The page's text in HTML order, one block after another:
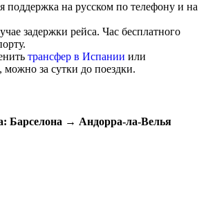
поддержка на русском по телефону и на
задержки рейса. Час бесплатного
трансфер в Испании или
можно за сутки до поездки.
Барселона → Андорра-ла-Велья